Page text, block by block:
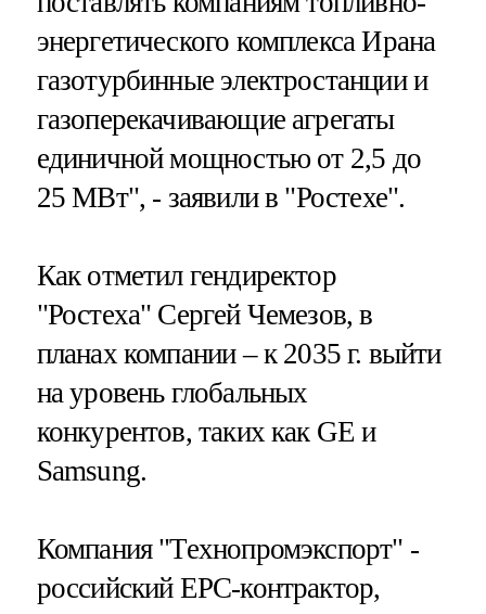
энергетического комплекса Ирана
газотурбинные электростанции и
газоперекачивающие агрегаты
единичной мощностью от 2,5 до
25 МВт", - заявили в "Ростехе".
Как отметил гендиректор
"Ростеха" Сергей Чемезов, в
планах компании – к 2035 г. выйти
на уровень глобальных
конкурентов, таких как GE и
Samsung.
Компания "Технопромэкспорт" -
российский EPC-контрактор,